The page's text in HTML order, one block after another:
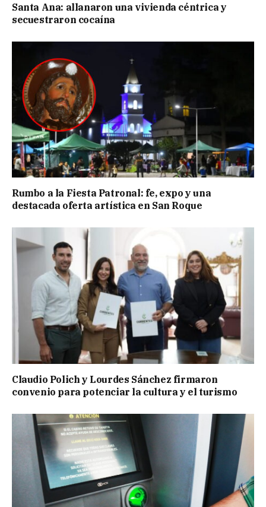
Santa Ana: allanaron una vivienda céntrica y
secuestraron cocaína
Rumbo a la Fiesta Patronal: fe, expo y una
destacada oferta artística en San Roque
Claudio Polich y Lourdes Sánchez firmaron
convenio para potenciar la cultura y el turismo